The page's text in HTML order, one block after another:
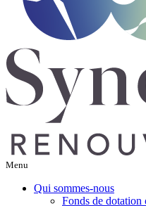
Menu
Qui sommes-nous
Fonds de dotation